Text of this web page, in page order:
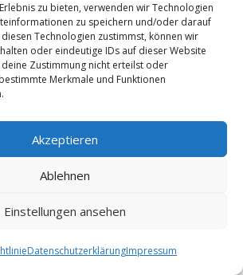
zu bieten, verwenden wir Technologien
zu speichern und/oder darauf
Technologien zustimmst, können wir
oder eindeutige IDs auf dieser Website
Zustimmung nicht erteilst oder
Merkmale und Funktionen
Akzeptieren
Ablehnen
Einstellungen ansehen
DatenschutzerklärungImpressum
(11.61 km)
(11.66 km)
(11.66 km)
(11.72 km)